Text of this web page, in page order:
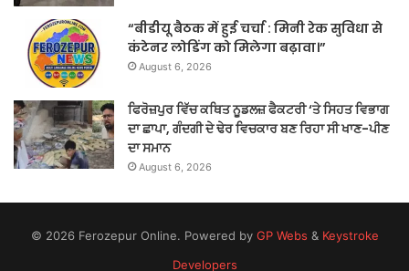
“बीडीयू बैठक में हुई चर्चा : मिनी रेक सुविधा से
कंटेनर लोडिंग को मिलेगा बढ़ावा।”
August 6, 2026
ਫਿਰੋਜ਼ਪੁਰ ਵਿੱਚ ਕਥਿਤ ਨੂਡਲਜ਼ ਫੈਕਟਰੀ ‘ਤੇ ਸਿਹਤ ਵਿਭਾਗ
ਦਾ ਛਾਪਾ, ਗੰਦਗੀ ਦੇ ਢੇਰ ਵਿਚਕਾਰ ਬਣ ਰਿਹਾ ਸੀ ਖਾਣ-ਪੀਣ
ਦਾ ਸਮਾਨ
August 6, 2026
© 2026 Ferozepur Online. Powered by GP Webs & Keystroke
Developers